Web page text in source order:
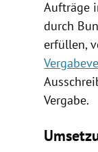
Aufträge
durch
erfüllen,
Vergabe.